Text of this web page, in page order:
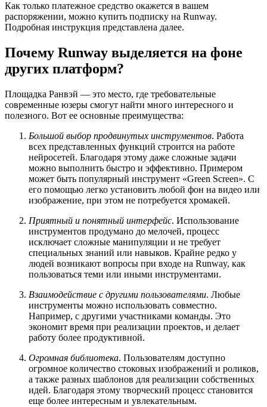
Как только платежное средство окажется в вашем
распоряжении, можно купить подписку на Runway.
Подробная инструкция представлена далее.
Почему Runway выделяется на фоне
других платформ?
Площадка Ранвэй — это место, где требовательные
современные юзеры смогут найти много интересного и
полезного. Вот ее основные преимущества:
Большой выбор продвинутых инструментов. Работа
всех представленных функций строится на работе
нейросетей. Благодаря этому даже сложные задачи
можно выполнить быстро и эффективно. Примером
может быть популярный инструмент «Green Screen». С
его помощью легко установить любой фон на видео или
изображение, при этом не потребуется хромакей.
Приятный и понятный интерфейс. Использование
инструментов продумано до мелочей, процесс
исключает сложные манипуляции и не требует
специальных знаний или навыков. Крайне редко у
людей возникают вопросы при входе на Runway, как
пользоваться теми или иными инструментами.
Взаимодействие с другими пользователями. Любые
инструменты можно использовать совместно.
Например, с другими участниками команды. Это
экономит время при реализации проектов, и делает
работу более продуктивной.
Огромная библиотека. Пользователям доступно
огромное количество стоковых изображений и роликов,
а также разных шаблонов для реализации собственных
идей. Благодаря этому творческий процесс становится
еще более интересным и увлекательным.